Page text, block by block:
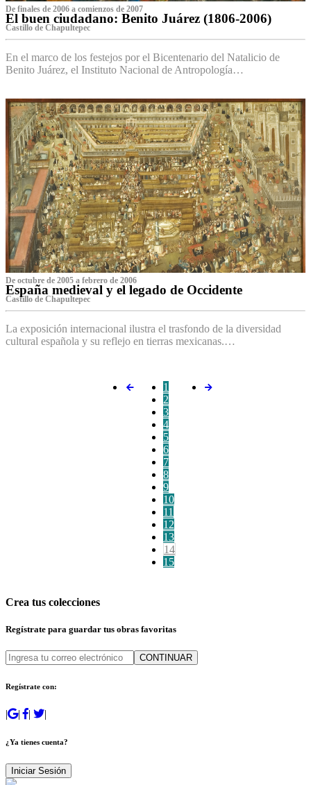
De finales de 2006 a comienzos de 2007
El buen ciudadano: Benito Juárez (1806-2006)
Castillo de Chapultepec
En el marco de los festejos por el Bicentenario del Natalicio de
Benito Juárez, el Instituto Nacional de Antropología…
De octubre de 2005 a febrero de 2006
España medieval y el legado de Occidente
Castillo de Chapultepec
La exposición internacional ilustra el trasfondo de la diversidad
cultural española y su reflejo en tierras mexicanas.…
1
2
3
4
5
6
7
8
9
10
11
12
13
14
15
Crea tus colecciones
Regístrate para guardar tus obras favoritas
CONTINUAR
Regístrate con:
| | | |
¿Ya tienes cuenta?
Iniciar Sesión